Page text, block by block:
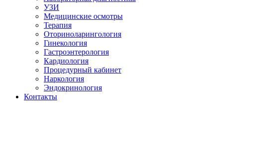
УЗИ
Медицинские осмотры
Терапия
Оториноларингология
Гинекология
Гастроэнтерология
Кардиология
Процедурный кабинет
Наркология
Эндокринология
Контакты